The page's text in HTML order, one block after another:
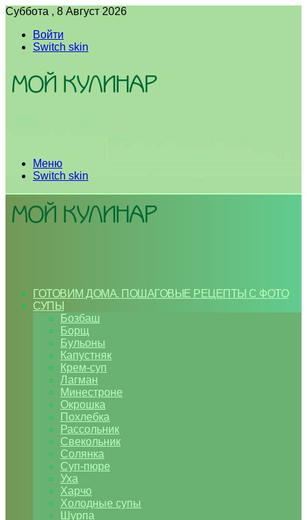
Суббота , 8 Август 2026
Войти
Switch skin
Меню
Switch skin
ГОТОВИМ ДОМА. ПОШАГОВЫЕ РЕЦЕПТЫ С ФОТО
СУПЫ
Бозбаш
Борщ
Бульоны
Капустняк
Крем-суп
Лагман
Минестроне
Окрошка
Похлебка
Рассольник
Свекольник
Солянка
Суп-пюре
Уха
Харчо
Холодные супы
Шурпа